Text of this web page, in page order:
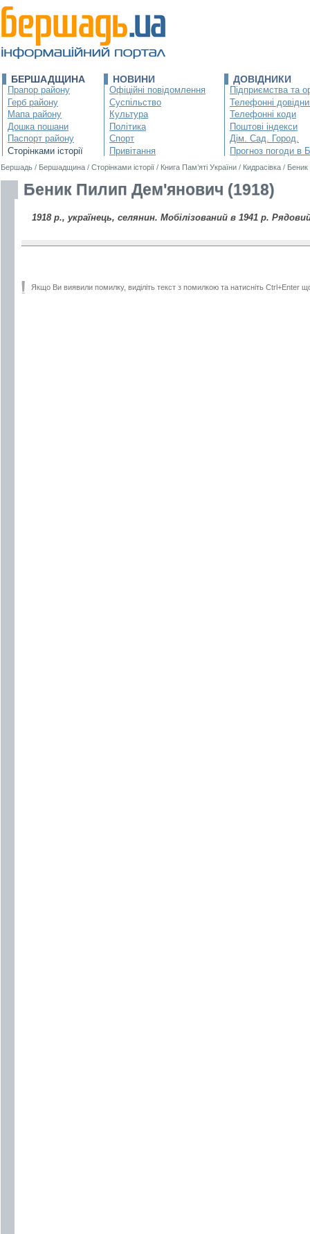
БЕРШАДЩИНА
Прапор району
Герб району
Мапа району
Дошка пошани
Паспорт району
Сторінками історії
НОВИНИ
Офіційні повідомлення
Суспільство
Культура
Політика
Спорт
Привітання
ДОВІДНИКИ
Підприємства та
Телефонні
Телефонні коди
Поштові індекси
Дім. Сад. Город.
Прогноз погоди в
Бершадь / Бершадщина / Сторінками історії / Книга Пам’яті України / Кидрасівка /
Беник Пилип Дем'янович (1918)
1918 р., українець, селянин. Мобілізований в 1941 р.
Якщо Ви виявили помилку, виділіть текст з помилкою та натисніть Ctrl+Enter